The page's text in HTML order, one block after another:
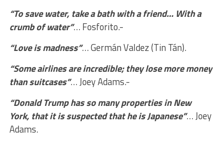
“To save water, take a bath with a friend… With a
crumb of water”… Fosforito.-
“Love is madness”… Germán Valdez (Tin Tán).
“Some airlines are incredible; they lose more money
than suitcases”… Joey Adams.-
“Donald Trump has so many properties in New
York, that it is suspected that he is Japanese”… Joey
Adams.